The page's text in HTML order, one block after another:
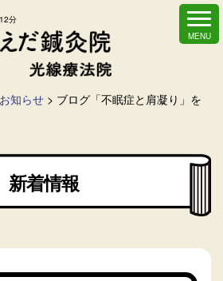
分
お知らせ> ブログ「不眠症と肩凝り」を
新着情報